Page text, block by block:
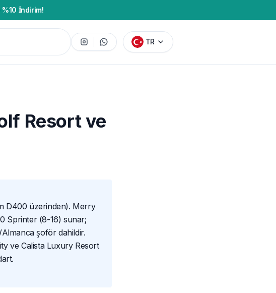
İndirim!
TR
Resort ve
D400 üzerinden). Merry
Sprinter (8-16) sunar;
Almanca şoför dahildir.
ve Calista Luxury Resort